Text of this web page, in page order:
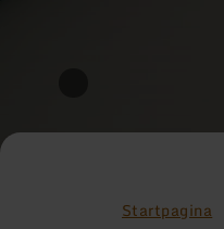
Startpagina